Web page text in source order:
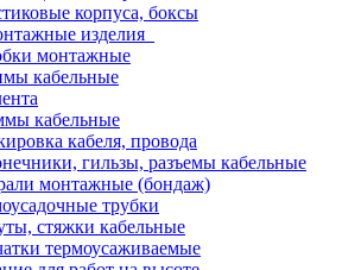
корпуса, боксы
изделия
монтажные
кабельные
кабельные
кабеля, провода
гильзы, разъемы кабельные
монтажные (бондаж)
трубки
стяжки кабельные
термоусаживаемые